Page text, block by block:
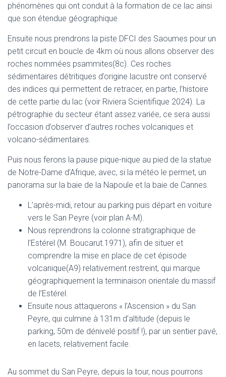
phénomènes qui ont conduit à la formation de ce lac ainsi
que son étendue géographique.
Ensuite nous prendrons la piste DFCI des Saoumes pour un
petit circuit en boucle de 4km où nous allons observer des
roches nommées psammites(8c). Ces roches
sédimentaires détritiques d’origine lacustre ont conservé
des indices qui permettent de retracer, en partie, l’histoire
de cette partie du lac (voir Riviera Scientifique 2024). La
pétrographie du secteur étant assez variée, ce sera aussi
l’occasion d’observer d’autres roches volcaniques et
volcano-sédimentaires.
Puis nous ferons la pause pique-nique au pied de la statue
de Notre-Dame d’Afrique, avec, si la météo le permet, un
panorama sur la baie de la Napoule et la baie de Cannes.
L’après-midi, retour au parking puis départ en voiture
vers le San Peyre (voir plan A-M).
Nous reprendrons la colonne stratigraphique de
l’Estérel (M. Boucarut.1971), afin de situer et
comprendre la mise en place de cet épisode
volcanique(A9) relativement restreint, qui marque
géographiquement la terminaison orientale du massif
de l’Estérel.
Ensuite nous attaquerons « l’Ascension » du San
Peyre, qui culmine à 131m d’altitude (depuis le
parking, 50m de dénivelé positif !), par un sentier pavé,
en lacets, relativement facile.
Au sommet du San Peyre, depuis la tour, nous pourrons